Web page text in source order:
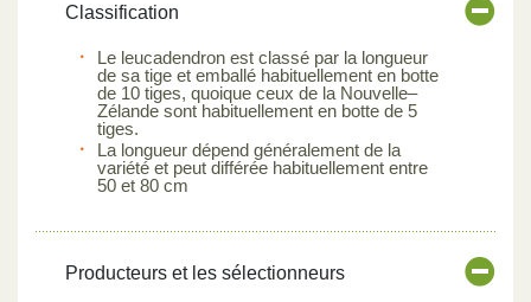
Classification
Le leucadendron est classé par la longueur
de sa tige et emballé habituellement en botte
de 10 tiges, quoique ceux de la Nouvelle–
Zélande sont habituellement en botte de 5
tiges.
La longueur dépend généralement de la
variété et peut différée habituellement entre
50 et 80 cm
Producteurs et les sélectionneurs